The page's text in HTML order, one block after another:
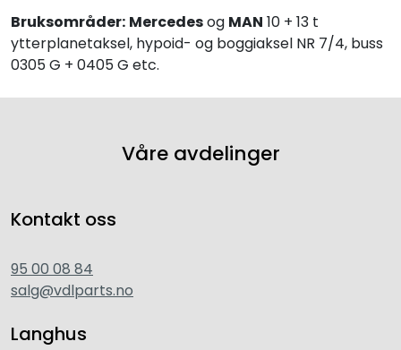
Bruksområder: Mercedesog MAN 10 + 13 t
ytterplanetaksel, hypoid- og boggiaksel NR 7/4, buss
0305 G + 0405 G etc.
Våre avdelinger
Kontakt oss
95 00 08 84
salg@vdlparts.no
Langhus